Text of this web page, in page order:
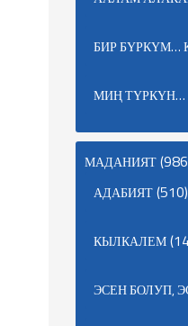
БИР БҮРКҮМ…
МИҢ
МАДАНИЯТ
АДАБИЯТ(510)
КЫЛКАЛЕМ
ЭСЕН БОЛУП,